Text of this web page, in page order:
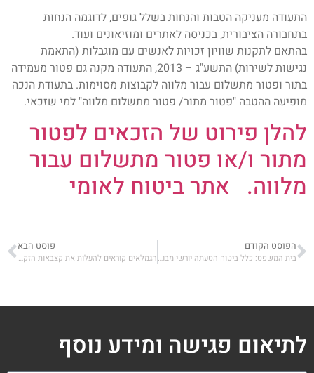
התעודה מעניקה הטבות והנחות בשלל גופים, לדוגמה הנחות
בתחבורה הציבורית, בכניסה לאתרים ומוזיאונים ועוד.
בהתאם לתקנות שוויון זכויות לאנשים עם מוגבלות (התאמת
נגישות לשירות) התשע"ג – 2013, התעודה מקנה גם פטור מעמידה
בתור ופטור מתשלום עבור מלווה לקבוצות מסוימות. בתעודת הנכה
מופיעה ההטבה "פטור מתור/ פטור מתשלום מלווה" למי שזכאי.
להלן פירוט של הזכאים לפטור
מתור ו/או פטור מתשלום עבור
מלווה. אתר ביטוח לאומי
הפוסט הקודם
בית המשפט: כלל ביטוח הטעתה יורשי מבוטחת שנפטרה
פוסט הבא
הגמלאים קוראים להעלות את קצבאות הזקנה: "קורסים תחת יוקר המחיה"
לתיאום פגישה ומידע נוסף